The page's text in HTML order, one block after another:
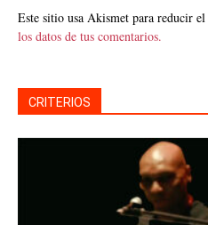
Este sitio usa Akismet para reducir el
los datos de tus comentarios.
CRITERIOS